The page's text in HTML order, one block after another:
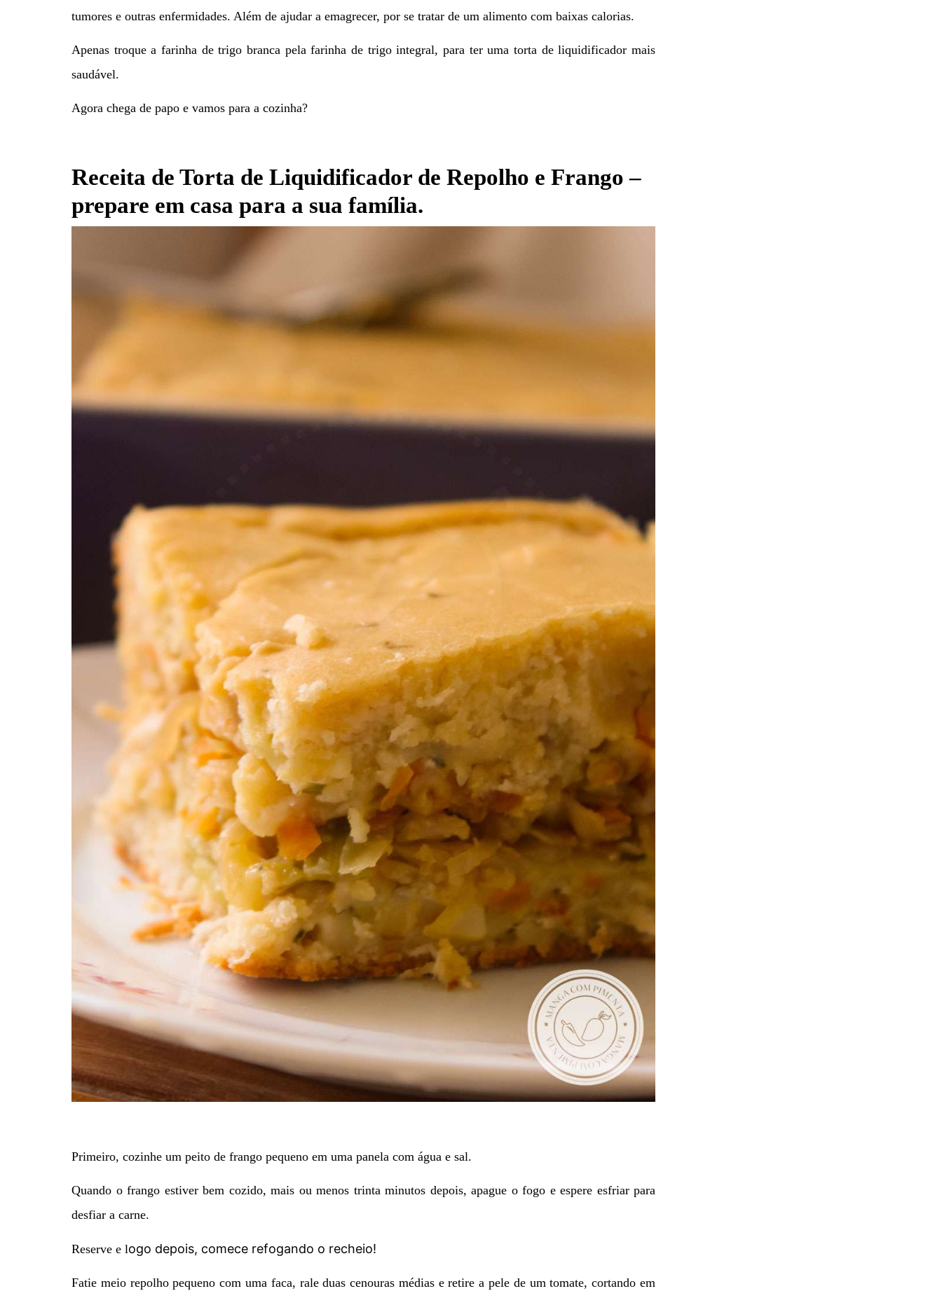
tumores e outras enfermidades. Além de ajudar a emagrecer, por se tratar de um alimento com baixas calorias.
Apenas troque a farinha de trigo branca pela farinha de trigo integral, para ter uma torta de liquidificador mais
saudável.
Agora chega de papo e vamos para a cozinha?
Receita de Torta de Liquidificador de Repolho e Frango –
prepare em casa para a sua família.
Primeiro, cozinhe um peito de frango pequeno em uma panela com água e sal.
Quando o frango estiver bem cozido, mais ou menos trinta minutos depois, apague o fogo e espere esfriar para
desfiar a carne.
Reserve e logo depois, comece refogando o recheio!
Fatie meio repolho pequeno com uma faca, rale duas cenouras médias e retire a pele de um tomate, cortando em